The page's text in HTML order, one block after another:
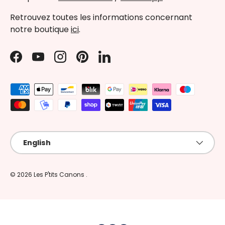
Retrouvez toutes les informations concernant
notre boutiqueici.
Facebook
YouTubeInstagram
PinterestLinkedIn
Payment methods accepted
Language
English
© 2026 Les P'tits Canons .